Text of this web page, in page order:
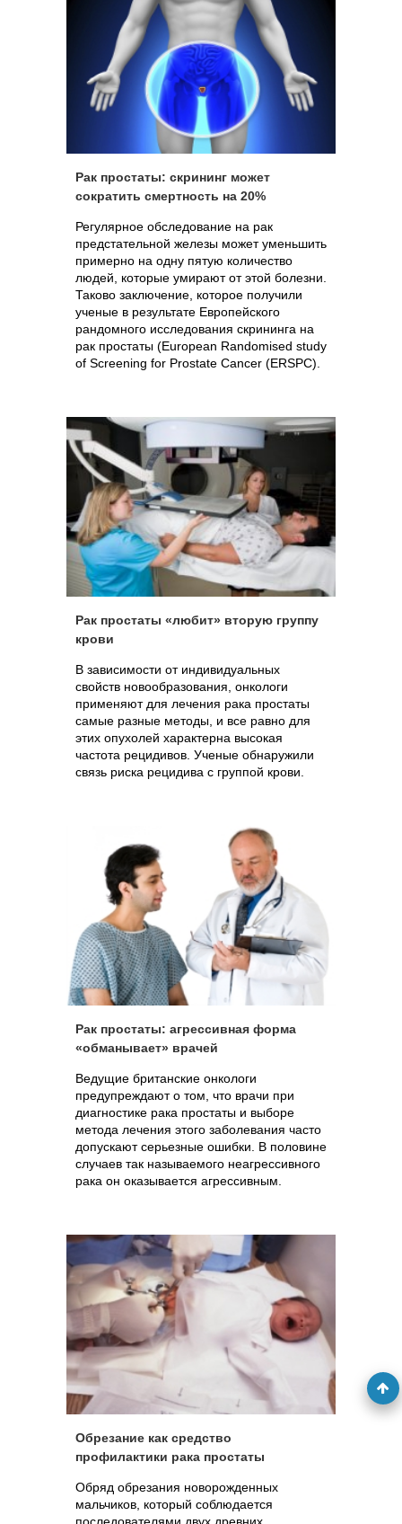
Рак простаты: скрининг может
сократить смертность на 20%
Регулярное обследование на рак
предстательной железы может уменьшить
примерно на одну пятую количество
людей, которые умирают от этой болезни.
Таково заключение, которое получили
ученые в результате Европейского
рандомного исследования скрининга на
рак простаты (European Randomised study
of Screening for Prostate Cancer (ERSPC).
Рак простаты «любит» вторую группу
крови
В зависимости от индивидуальных
свойств новообразования, онкологи
применяют для лечения рака простаты
самые разные методы, и все равно для
этих опухолей характерна высокая
частота рецидивов. Ученые обнаружили
связь риска рецидива с группой крови.
Рак простаты: агрессивная форма
«обманывает» врачей
Ведущие британские онкологи
предупреждают о том, что врачи при
диагностике рака простаты и выборе
метода лечения этого заболевания часто
допускают серьезные ошибки. В половине
случаев так называемого неагрессивного
рака он оказывается агрессивным.
Обрезание как средство
профилактики рака простаты
Обряд обрезания новорожденных
мальчиков, который соблюдается